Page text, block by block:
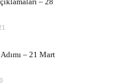
– 21 Mart